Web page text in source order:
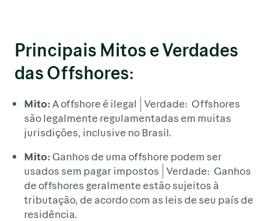
Principais Mitos e Verdades
das Offshores:
Mito: A offshore é ilegal | Verdade: Offshores
são legalmente regulamentadas em muitas
jurisdições, inclusive no Brasil.
Mito: Ganhos de uma offshore podem ser
usados sem pagar impostos | Verdade: Ganhos
de offshores geralmente estão sujeitos à
tributação, de acordo com as leis de seu país de
residência.